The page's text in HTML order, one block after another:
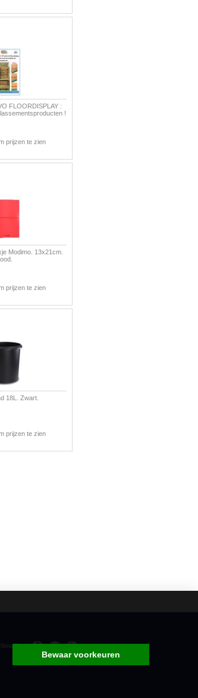
FLOORDISPLAY :
!
prijzen te zien
Modimo. 13x21cm.
prijzen te zien
18L. Zwart.
prijzen te zien
Us
Bewaar voorkeuren